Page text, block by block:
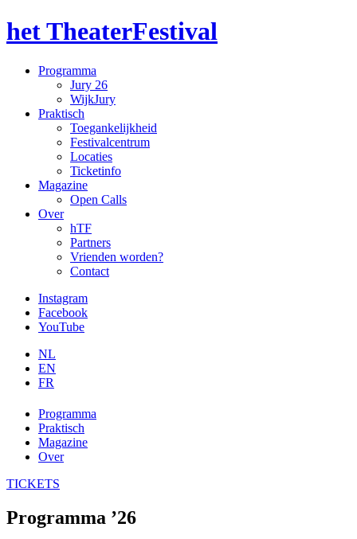
het TheaterFestival
Programma
Jury 26
WijkJury
Praktisch
Toegankelijkheid
Festivalcentrum
Locaties
Ticketinfo
Magazine
Open Calls
Over
hTF
Partners
Vrienden worden?
Contact
Instagram
Facebook
YouTube
NL
EN
FR
Programma
Praktisch
Magazine
Over
TICKETS
Programma ’26